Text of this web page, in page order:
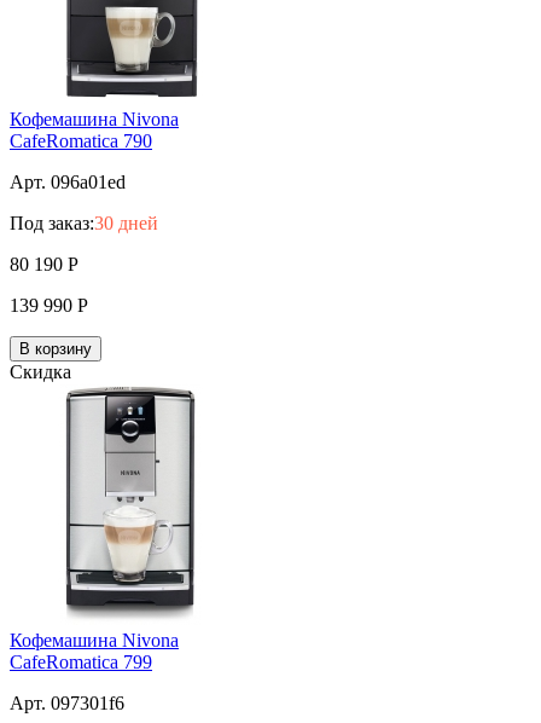
Кофемашина Nivona
CafeRomatica 790
Арт. 096a01ed
Под заказ:30 дней
80 190 Р
139 990 Р
В корзину
Скидка
Кофемашина Nivona
CafeRomatica 799
Арт. 097301f6